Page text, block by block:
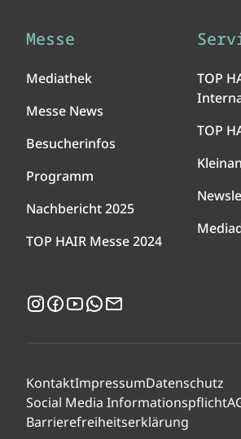
Messe
Mediathek
Messe News
Besucherinfos
Programm
Nachbericht 2025
TOP HAIR Messe 2024
TOP
TOP
Instagram
Facebook
YouTubeWhatsApp
KontaktImpressumDatenschutz
Social Media Informationspflicht
Barrierefreiheitserklärung